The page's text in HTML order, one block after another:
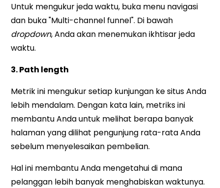
Untuk mengukur jeda waktu, buka menu navigasi
dan buka "Multi-channel funnel". Di bawah
dropdown, Anda akan menemukan ikhtisar jeda
waktu.
3. Path length
Metrik ini mengukur setiap kunjungan ke situs Anda
lebih mendalam. Dengan kata lain, metriks ini
membantu Anda untuk melihat berapa banyak
halaman yang dilihat pengunjung rata-rata Anda
sebelum menyelesaikan pembelian.
Hal ini membantu Anda mengetahui di mana
pelanggan lebih banyak menghabiskan waktunya.